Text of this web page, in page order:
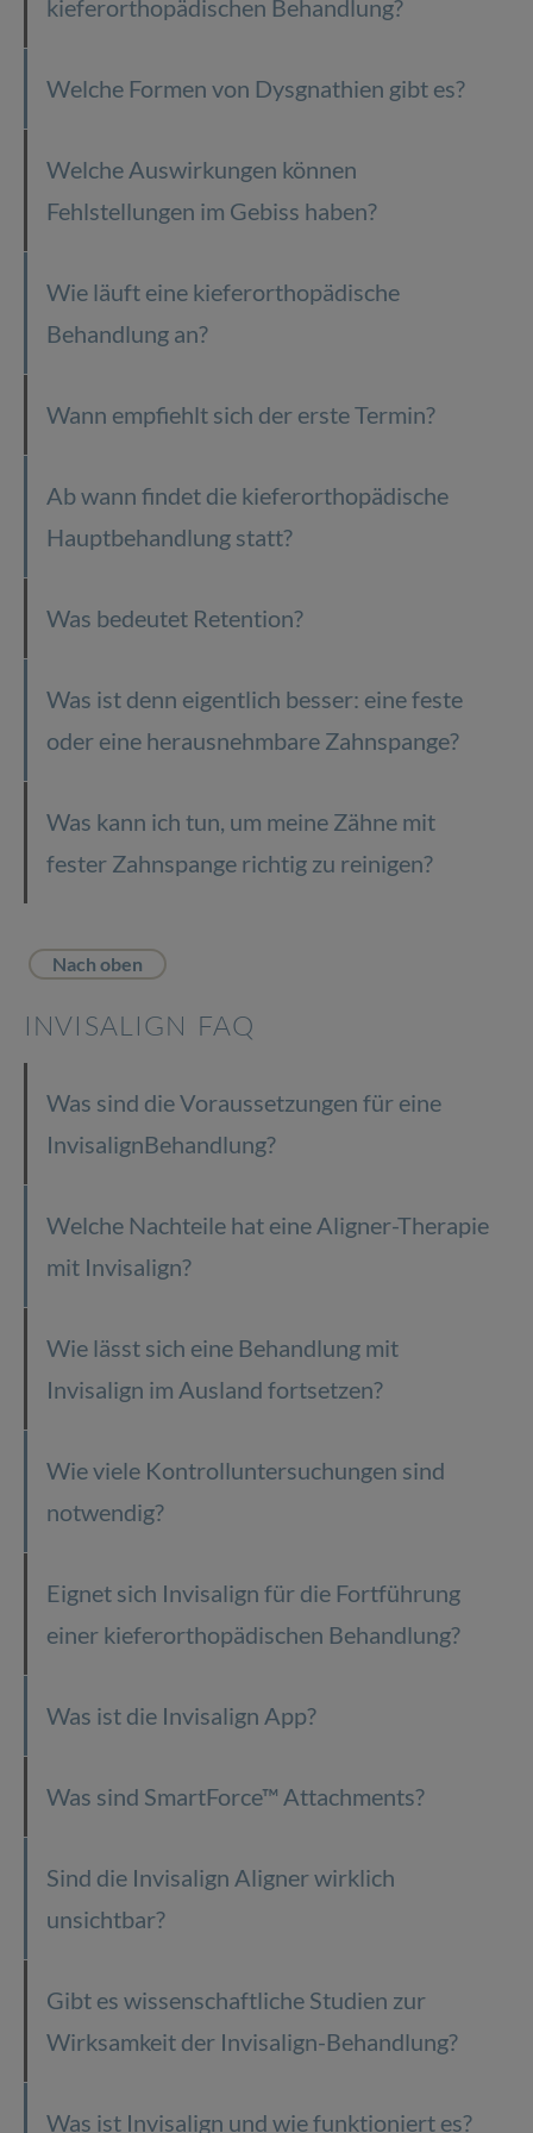
kieferorthopädischen Behandlung?
Welche Formen von Dysgnathien gibt es?
Welche Auswirkungen können
Fehlstellungen im Gebiss haben?
Wie läuft eine kieferorthopädische
Behandlung an?
Wann empfiehlt sich der erste Termin?
Ab wann findet die kieferorthopädische
Hauptbehandlung statt?
Was bedeutet Retention?
Was ist denn eigentlich besser: eine feste
oder eine herausnehmbare Zahnspange?
Was kann ich tun, um meine Zähne mit
fester Zahnspange richtig zu reinigen?
Nach oben
INVISALIGN FAQ
Was sind die Voraussetzungen für eine
InvisalignBehandlung?
Welche Nachteile hat eine Aligner-Therapie
mit Invisalign?
Wie lässt sich eine Behandlung mit
Invisalign im Ausland fortsetzen?
Wie viele Kontrolluntersuchungen sind
notwendig?
Eignet sich Invisalign für die Fortführung
einer kieferorthopädischen Behandlung?
Was ist die Invisalign App?
Was sind SmartForce™ Attachments?
Sind die Invisalign Aligner wirklich
unsichtbar?
Gibt es wissenschaftliche Studien zur
Wirksamkeit der Invisalign-Behandlung?
Was ist Invisalign und wie funktioniert es?